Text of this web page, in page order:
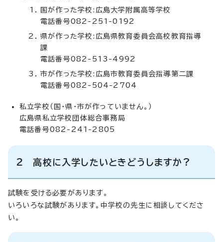
国が作った学校:広島大学附属高等学校
電話番号082-251-0192
県が作った学校:広島県教育委員会高校教育指導
課
電話番号082-513-4992
市が作った学校:広島市教育委員会指導第二課
電話番号082-504-2704
私立学校（国・県・市が作っていません。）
広島県私立学校団体総合事務局
電話番号082-241-2805
2 高校に入学したいときどうしますか?
試験を受ける必要があります。
いろいろな試験があります。中学校の先生に相談してくださ
い。